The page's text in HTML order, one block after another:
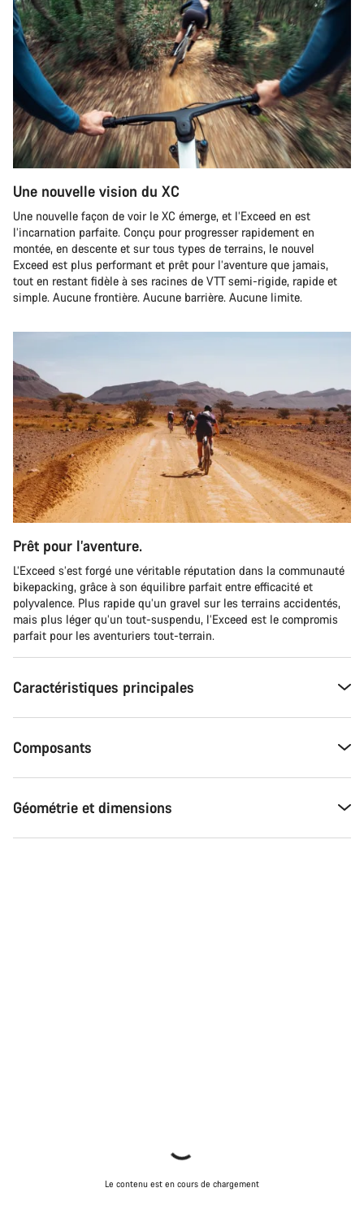
Une nouvelle vision du XC
Une nouvelle façon de voir le XC émerge, et l’Exceed en est
l’incarnation parfaite. Conçu pour progresser rapidement en
montée, en descente et sur tous types de terrains, le nouvel
Exceed est plus performant et prêt pour l’aventure que jamais,
tout en restant fidèle à ses racines de VTT semi-rigide, rapide et
simple. Aucune frontière. Aucune barrière. Aucune limite.
Prêt pour l’aventure.
L’Exceed s’est forgé une véritable réputation dans la communauté
bikepacking, grâce à son équilibre parfait entre efficacité et
polyvalence. Plus rapide qu’un gravel sur les terrains accidentés,
mais plus léger qu’un tout-suspendu, l’Exceed est le compromis
parfait pour les aventuriers tout-terrain.
Caractéristiques principales
Composants
Géométrie et dimensions
Le contenu est en cours de chargement